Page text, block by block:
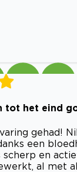
tot het eind
gehad!
een
en
al met